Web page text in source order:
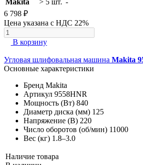
6 798 ₽
Цена указана с НДС 22%
В корзину
Угловая шлифовальная машина Makita
Основные характеристики
Бренд Makita
Артикул 9558HNR
Мощность (Вт) 840
Диаметр диска (мм) 125
Напряжение (В) 220
Число оборотов (об/мин) 11000
Вес (кг) 1.8–3.0
Наличие товара